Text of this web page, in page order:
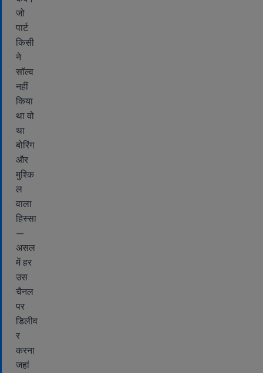
जो
पार्ट
किसी
ने
सॉल्व
नहीं
किया
था वो
था
बोरिंग
और
मुश्कि
ल
वाला
हिस्सा
—
असल
में हर
उस
चैनल
पर
डिलीव
र
करना
जहां